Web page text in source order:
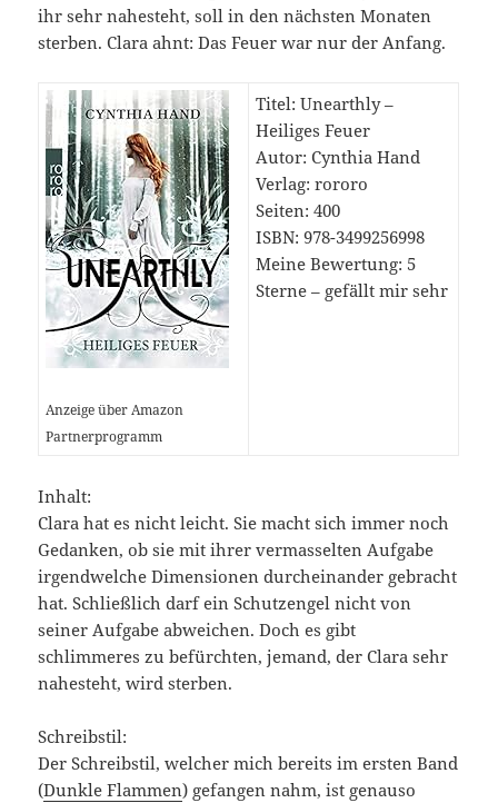
ihr sehr nahesteht, soll in den nächsten Monaten
sterben. Clara ahnt: Das Feuer war nur der Anfang.
Anzeige über Amazon
Partnerprogramm
Titel: Unearthly –
Heiliges Feuer
Autor: Cynthia Hand
Verlag: rororo
Seiten: 400
ISBN: 978-3499256998
Meine Bewertung: 5
Sterne – gefällt mir sehr
Inhalt:
Clara hat es nicht leicht. Sie macht sich immer noch
Gedanken, ob sie mit ihrer vermasselten Aufgabe
irgendwelche Dimensionen durcheinander gebracht
hat. Schließlich darf ein Schutzengel nicht von
seiner Aufgabe abweichen. Doch es gibt
schlimmeres zu befürchten, jemand, der Clara sehr
nahesteht, wird sterben.
Schreibstil:
Der Schreibstil, welcher mich bereits im ersten Band
(Dunkle Flammen) gefangen nahm, ist genauso